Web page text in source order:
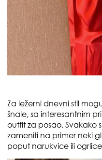
Za ležerni dnevni stil
šnale, sa interesantnim
outfit za posao. Svakako
zameniti na primer neki
poput narukvice ili